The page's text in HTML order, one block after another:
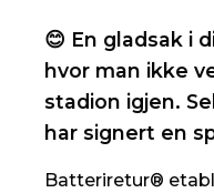
😊 En gladsak i
hvor man ikke
stadion igjen.
har signert en
Batteriretur®